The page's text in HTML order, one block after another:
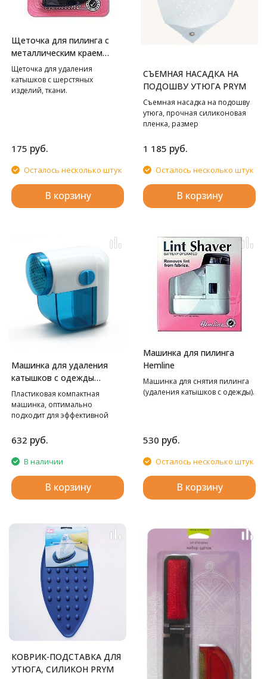
Щеточка для пилинга с
металлическим краем
Hemline
Щеточка для удаления
катышков с шерстяных
изделий, ткани.
175 руб.
Осталось несколько штук
В корзину
СЪЕМНАЯ НАСАДКА НА
ПОДОШВУ УТЮГА PRYM
Съемная насадка на подошву
утюга, прочная силиконовая
пленка, размер
1 185 руб.
Осталось несколько штук
В корзину
Машинка для удаления
катышков с одежды
Hobby&Pro
Пластиковая компактная
машинка, оптимально
подходит для эффективной
мягкой мебели от
скатавшегося ворса. Снабжена
прозрачным отсеком для
катышков, а также
специальной щеточкой.
Поскольку резервуар
прозрачный, то можно без
его наполнения, контейнер
легко снимается и крепится
обратно. Машинка
функционирует от двух
батареек типа АА. Для чистки
лезвий рекомендуется
использовать специальную
щетку, которая поставляется с
устройством.
632 руб.
В наличии
В корзину
Машинка для пилинга
Hemline
Машинка для снятия пилинга
(удаления катышков с одежды).
530 руб.
Осталось несколько штук
В корзину
КОВРИК-ПОДСТАВКА ДЛЯ
УТЮГА, СИЛИКОН PRYM